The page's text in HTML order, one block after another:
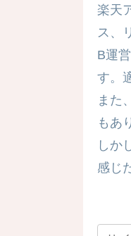
楽天
ス、
B運
す。
また
もあ
しか
感じ